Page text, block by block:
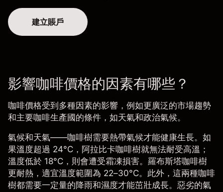
建立賬戶
影響咖啡價格的因素有哪些？
咖啡價格受到多種因素的影響，例如更廣泛的市場趨勢
和主要咖啡生產國的條件，如天氣和政治氣候。
氣候和天氣——咖啡樹需要熱帶氣候才能健康生長。如
果溫度超過 24°C，阿拉比卡咖啡樹就無法耐受高溫；
溫度低於 18°C，則會遭受霜凍損害。羅布斯塔咖啡樹
更耐熱，適宜溫度範圍為 22–30°C。此外，這兩種咖啡
樹都需要一定量的降雨和濕度才能茁壯成長。惡劣的氣